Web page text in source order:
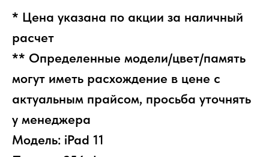
* Цена указана по акции за наличный
расчет
** Определенные модели/цвет/память
могут иметь расхождение в цене с
актуальным прайсом, просьба уточнять
у менеджера
Модель: iPad 11